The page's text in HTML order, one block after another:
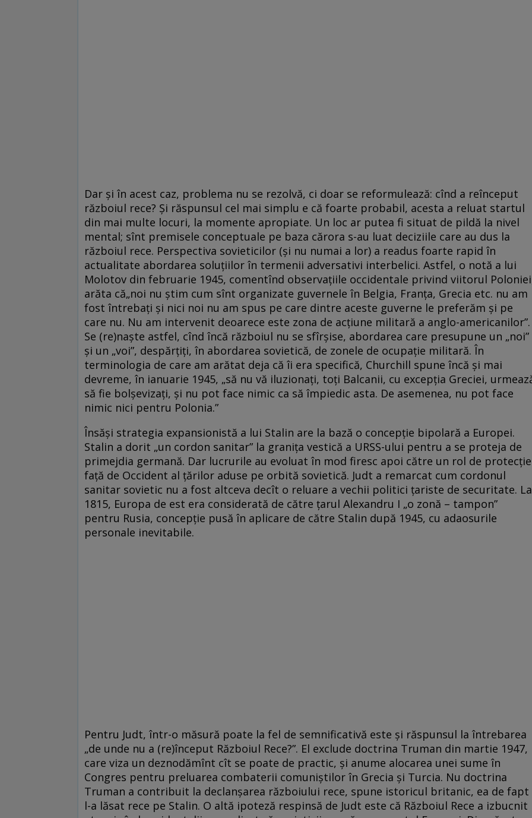
Dar și în acest caz, problema nu se rezolvă, ci doar se reformulează: cînd a reînceput
războiul rece? Și răspunsul cel mai simplu e că foarte probabil, acesta a reluat startul
din mai multe locuri, la momente apropiate. Un loc ar putea fi situat de pildă la nivel
mental; sînt premisele conceptuale pe baza cărora s-au luat deciziile care au dus la
războiul rece. Perspectiva sovieticilor (și nu numai a lor) a readus foarte rapid în
actualitate abordarea soluțiilor în termenii adversativi interbelici. Astfel, o notă a lui
Molotov din februarie 1945, comentînd observațiile occidentale privind viitorul
arăta că„noi nu știm cum sînt organizate guvernele în Belgia, Franța, Grecia etc. nu am
fost întrebați și nici noi nu am spus pe care dintre aceste guverne le preferăm și pe
care nu. Nu am intervenit deoarece este zona de acțiune militară a anglo-americanilor”.
Se (re)naște astfel, cînd încă războiul nu se sfîrșise, abordarea care presupune un „noi”
și un „voi”, despărțiți, în abordarea sovietică, de zonele de ocupație militară. În
terminologia de care am arătat deja că îi era specifică, Churchill spune încă și mai
devreme, în ianuarie 1945, „să nu vă iluzionați, toți Balcanii, cu excepția Greciei,
să fie bolșevizați, și nu pot face nimic ca să împiedic asta. De asemenea, nu pot face
nimic nici pentru Polonia.”
Însăși strategia expansionistă a lui Stalin are la bază o concepție bipolară a Europei.
Stalin a dorit „un cordon sanitar” la granița vestică a URSS-ului pentru a se proteja de
primejdia germană. Dar lucrurile au evoluat în mod firesc apoi către un rol de protecție
față de Occident al țărilor aduse pe orbită sovietică. Judt a remarcat cum cordonul
sanitar sovietic nu a fost altceva decît o reluare a vechii politici țariste de securitate. La
1815, Europa de est era considerată de către țarul Alexandru I „o zonă – tampon”
pentru Rusia, concepție pusă în aplicare de către Stalin după 1945, cu adaosurile
personale inevitabile.
Pentru Judt, într-o măsură poate la fel de semnificativă este și răspunsul la întrebarea
„de unde nu a (re)început Războiul Rece?”. El exclude doctrina Truman din martie 1947,
care viza un deznodămînt cît se poate de practic, și anume alocarea unei sume în
Congres pentru preluarea combaterii comuniștilor în Grecia și Turcia. Nu doctrina
Truman a contribuit la declanșarea războiului rece, spune istoricul britanic, ea de fapt
l-a lăsat rece pe Stalin. O altă ipoteză respinsă de Judt este că Războiul Rece a izbucnit